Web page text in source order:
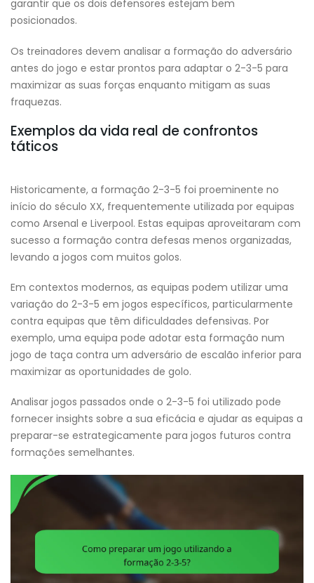
garantir que os dois defensores estejam bem
posicionados.
Os treinadores devem analisar a formação do adversário
antes do jogo e estar prontos para adaptar o 2-3-5 para
maximizar as suas forças enquanto mitigam as suas
fraquezas.
Exemplos da vida real de confrontos
táticos
Historicamente, a formação 2-3-5 foi proeminente no
início do século XX, frequentemente utilizada por equipas
como Arsenal e Liverpool. Estas equipas aproveitaram com
sucesso a formação contra defesas menos organizadas,
levando a jogos com muitos golos.
Em contextos modernos, as equipas podem utilizar uma
variação do 2-3-5 em jogos específicos, particularmente
contra equipas que têm dificuldades defensivas. Por
exemplo, uma equipa pode adotar esta formação num
jogo de taça contra um adversário de escalão inferior para
maximizar as oportunidades de golo.
Analisar jogos passados onde o 2-3-5 foi utilizado pode
fornecer insights sobre a sua eficácia e ajudar as equipas a
preparar-se estrategicamente para jogos futuros contra
formações semelhantes.